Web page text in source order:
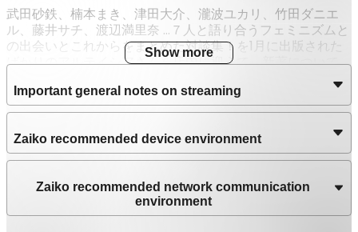
武田砂鉄、楠本まき、津田大介、瀧波ユカリ、竹田ダニエ
ル、藤井サチ、渡辺満里奈 …７人と語り合うフェミニズムと
の出会いとこれからをまとめた対談集！を1月に出版された
ばかりのアルテイシアさんを店内に迎えて、新著について、
＜ゲストプロフィール＞
1976年神戸生まれ、神戸在住。大学卒業後、広告会社に入
社。2005年『59番目のプロポーズ』でデビュー。同作はド
を問わずファンが多い。著書に『ヘルジャパンを女が自由に
楽しく生き延びる方法』『田嶋先生に人生救われた私がフェ
ミニズムを語っていいですか！？』『自分も傷つきたくない
Show more
Important general notes on streaming
Zaiko recommended device environment
Zaiko recommended network communication
environment